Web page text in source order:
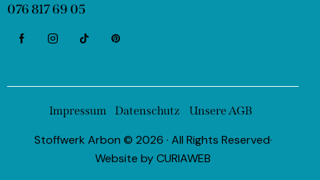
076 817 69 05
Impressum Datenschutz Unsere AGB
Stoffwerk Arbon © 2026 · All Rights Reserved·
Website byCURIAWEB